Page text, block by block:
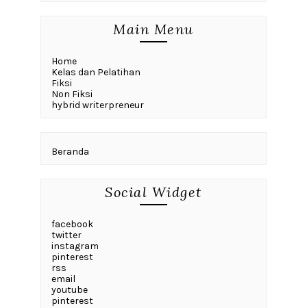
Main Menu
Home
Kelas dan Pelatihan
Fiksi
Non Fiksi
hybrid writerpreneur
Beranda
Social Widget
facebook
twitter
instagram
pinterest
rss
email
youtube
pinterest